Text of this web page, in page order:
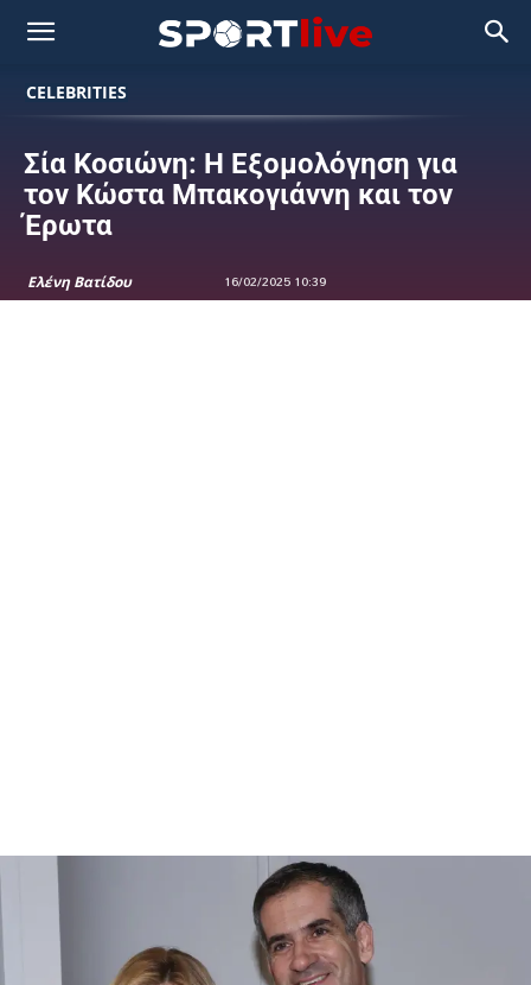
CELEBRITIES
Σία Κοσιώνη: Η Εξομολόγηση για
τον Κώστα Μπακογιάννη και τον
Έρωτα
Ελένη Βατίδου 16/02/2025 10:39